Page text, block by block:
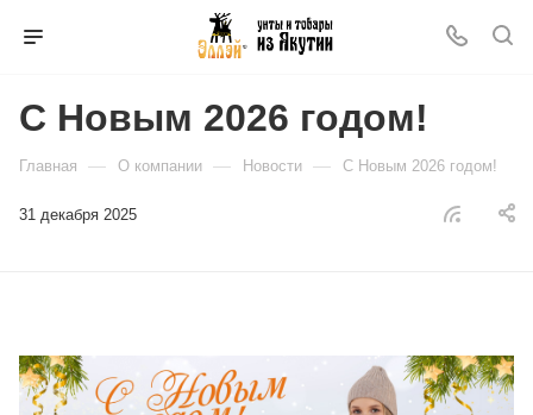
С Новым 2026 годом!
Главная — О компании — Новости — С Новым 2026 годом!
31 декабря 2025